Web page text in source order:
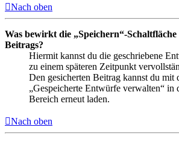
Nach oben
Was bewirkt die „Speichern“-Schaltfläche
Beitrags?
Hiermit kannst du die geschriebene
zu einem späteren Zeitpunkt
Den gesicherten Beitrag kannst du mit
„Gespeicherte Entwürfe verwalten“ in
Bereich erneut laden.
Nach oben